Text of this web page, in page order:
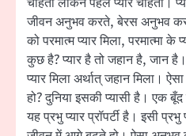
जीवन अनुभव करते, बेरस अनुभव
को परमात्म प्यार मिला, परमात्मा
कुछ है? प्यार है तो जहान है, जान
प्यार मिला अर्थात् जहान मिला।
हो? दुनिया इसकी प्यासी है। एक
यह प्रभु प्यार प्रॉपर्टी है। इसी